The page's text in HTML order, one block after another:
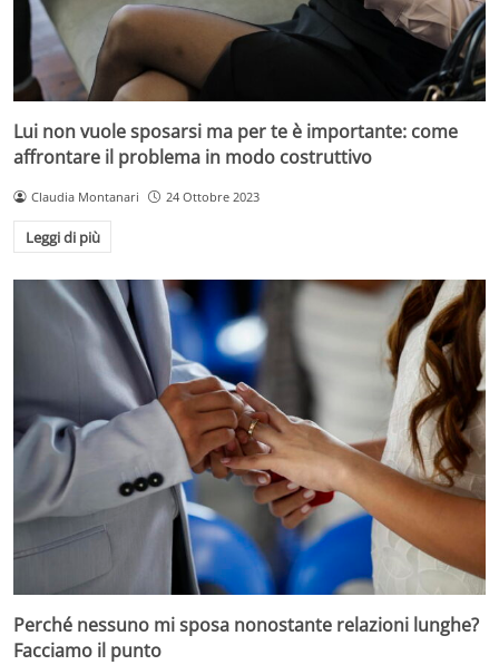
Lui non vuole sposarsi ma per te è importante: come
affrontare il problema in modo costruttivo
Claudia Montanari 24 Ottobre 2023
Leggi di più
Perché nessuno mi sposa nonostante relazioni lunghe?
Facciamo il punto